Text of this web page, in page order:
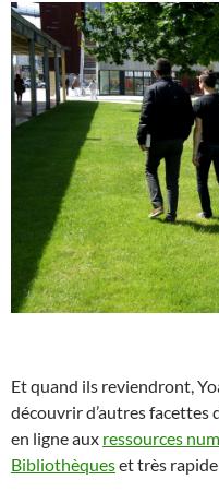
Et quand ils reviendront,
découvrir d’autres facettes
en ligne aux ressources
Bibliothèqueset très